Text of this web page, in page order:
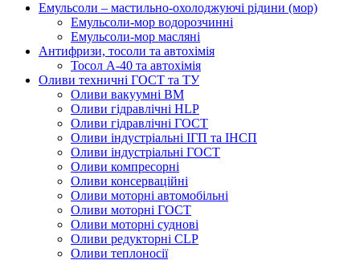
Емульсоли – мастильно-охолоджуючі рідини (мор)
Емульсоли-мор водорозчинні
Емульсоли-мор масляні
Антифризи, тосоли та автохімія
Тосол А-40 та автохімія
Оливи техничні ГОСТ та ТУ
Оливи вакуумні ВМ
Оливи гідравлічні HLP
Оливи гідравлічні ГОСТ
Оливи індустріальні ІГП та ІНСП
Оливи індустріальні ГОСТ
Оливи компресорні
Оливи консерваційні
Оливи моторні автомобільні
Оливи моторні ГОСТ
Оливи моторні суднові
Оливи редукторні CLP
Оливи теплоносії